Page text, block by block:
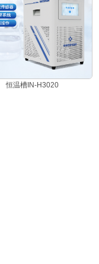
恒温槽IN-H3020